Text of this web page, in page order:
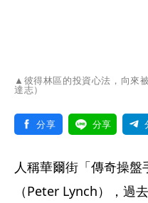
▲彼得林區的投資心法，向來
達志）
分享 分享
人稱華爾街「傳奇操
（Peter Lynch），過